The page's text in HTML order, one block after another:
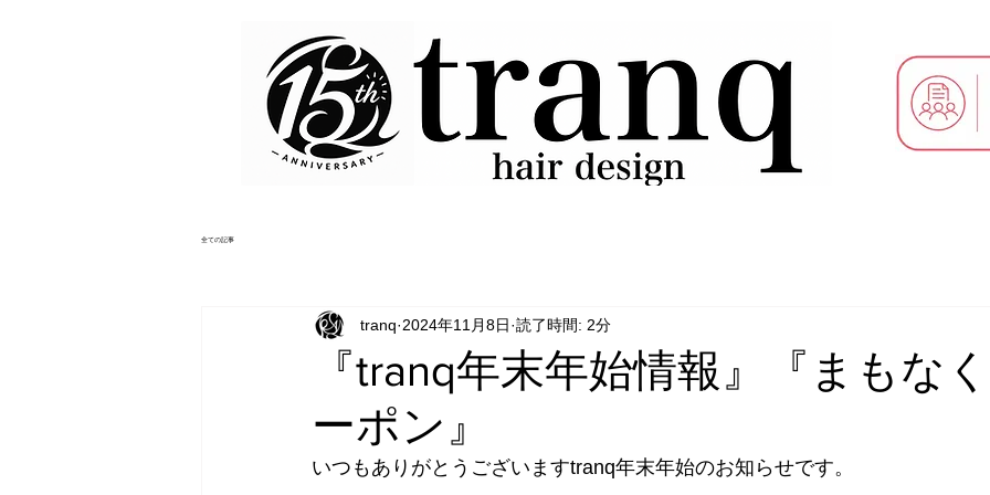
全ての記事
『tranq年末年始情報』『まもな
ーポン』
tranq 2024年11月8日 読了時間: 2分
いつもありがとうございますtranq年末年始のお知らせです。